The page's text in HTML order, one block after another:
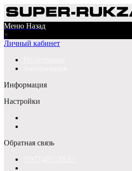
Меню Назад
×
Личный кабинет
Информация
Настройки
Обратная связь